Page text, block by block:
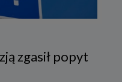
zgasił popyt